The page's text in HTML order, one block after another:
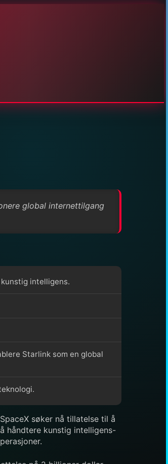
global internettilgang
intelligens.
Starlink som en global
søker nå tillatelse til å
håndtere kunstig intelligens-